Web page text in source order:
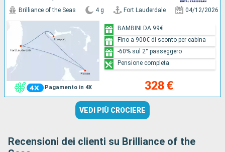
Pagamento in 4X
Brilliance of the Seas 4 g Fort Lauderdale 04/12/2026
328 €
BAMBINI DA 99€
Fino a 900€ di sconto per cabina
-60% sul 2° passeggero
Pensione completa
VEDI PIÙ CROCIERE
Recensioni dei clienti su Brilliance of the